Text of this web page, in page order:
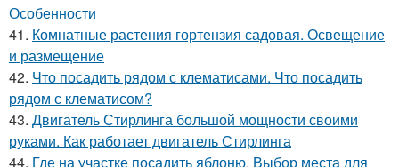
Особенности
41. Комнатные растения гортензия садовая. Освещение
и размещение
42. Что посадить рядом с клематисами. Что посадить
рядом с клематисом?
43. Двигатель Стирлинга большой мощности своими
руками. Как работает двигатель Стирлинга
44. Где на участке посадить яблоню. Выбор места для